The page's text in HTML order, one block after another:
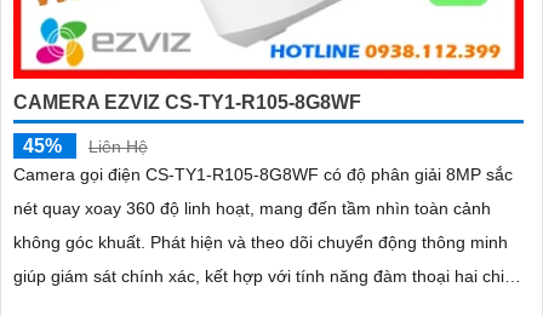
CAMERA EZVIZ CS-TY1-R105-8G8WF
45%
Liên Hệ
Camera gọi điện CS-TY1-R105-8G8WF có độ phân giải 8MP sắc
nét quay xoay 360 độ linh hoạt, mang đến tầm nhìn toàn cảnh
không góc khuất. Phát hiện và theo dõi chuyển động thông minh
giúp giám sát chính xác, kết hợp với tính năng đàm thoại hai chiều